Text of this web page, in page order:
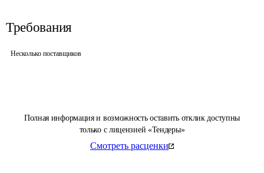
Полная информация и возможность оставить отклик доступны
только с лицензией «Тендеры»
Смотреть расценки
Требования
Несколько поставщиков